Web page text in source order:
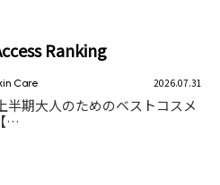
Ranking
Care 2026.07.31
半期大人のためのベストコスメ
…